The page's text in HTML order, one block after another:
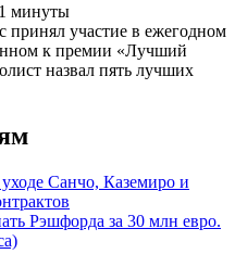
1 минуты
принял участие в ежегодном
к премии «Лучший
назвал пять лучших
Санчо, Каземиро и
Рэшфорда за 30 млн евро.